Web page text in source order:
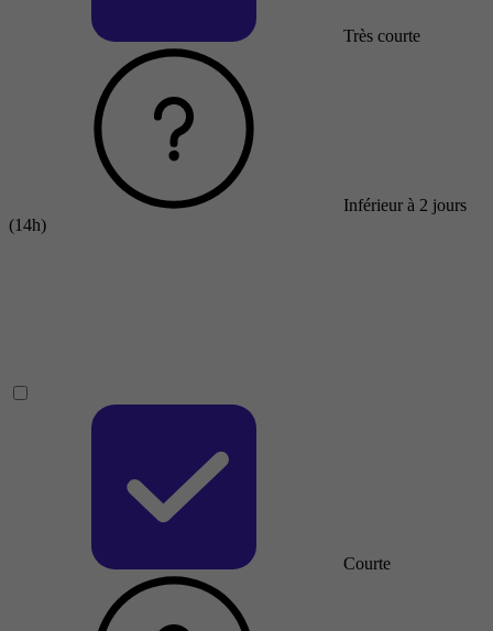
Très courte
Inférieur à 2 jours
(14h)
Courte